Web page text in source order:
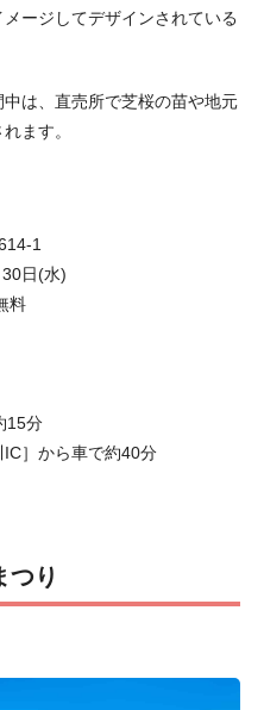
ージしてデザインされている
は、直売所で芝桜の苗や地元
ます。
1
日(水)
料
15分
］から車で約40分
つり